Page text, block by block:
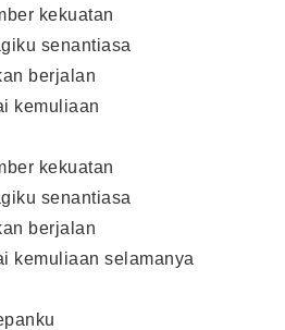
kekuatan
senantiasa
berjalan
kemuliaan
kekuatan
senantiasa
berjalan
kemuliaan selamanya